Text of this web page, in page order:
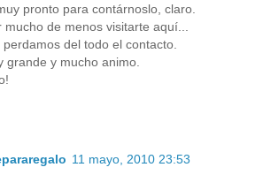
pronto para contárnoslo, claro.
de menos visitarte aquí...
del todo el contacto.
grande y mucho animo.
11 mayo, 2010 23:53